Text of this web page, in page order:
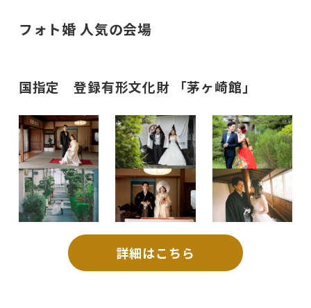
フォト婚 人気の会場
国指定 登録有形文化財 「茅ヶ崎館」
詳細はこちら